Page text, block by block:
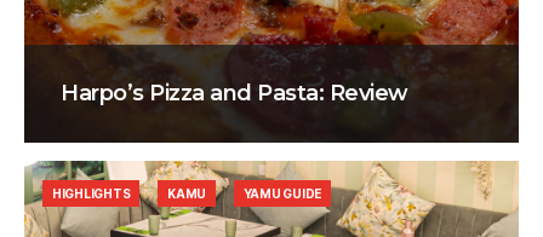
Harpo’s Pizza and Pasta: Review
HIGHLIGHTS KAMU YAMU GUIDE